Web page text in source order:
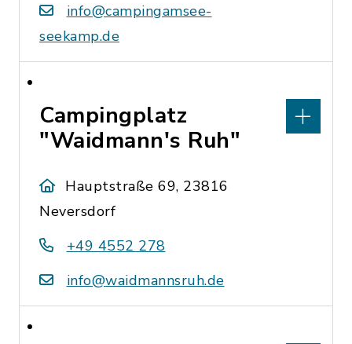
info@campingamsee-
seekamp.de
Campingplatz
"Waidmann's Ruh"
Hauptstraße 69, 23816
Neversdorf
+49 4552 278
info@waidmannsruh.de